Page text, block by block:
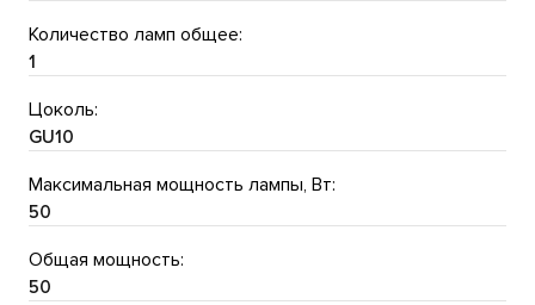
Количество ламп общее:
1
Цоколь:
GU10
Максимальная мощность лампы, Вт:
50
Общая мощность:
50